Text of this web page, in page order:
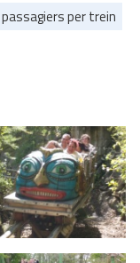
per trein